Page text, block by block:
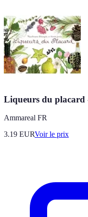
Liqueurs du placard
Ammareal FR
3.19 EURVoir le prix